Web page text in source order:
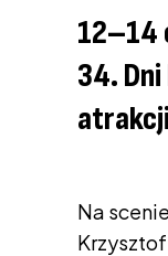
12–14
34.
Na